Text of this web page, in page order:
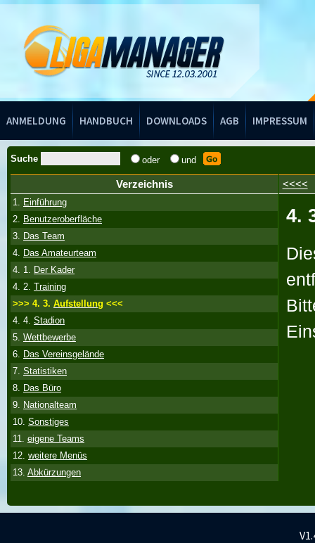
ANMELDUNG HANDBUCH DOWNLOADS AGB IMPRESSUM
Handbuch
Suche oder und
Verzeichnis
1. Einführung
2. Benutzeroberfläche
3. Das Team
4. Das Amateurteam
4. 1. Der Kader
4. 2. Training
>>> 4. 3. Aufstellung <<<
4. 4. Stadion
5. Wettbewerbe
6. Das Vereinsgelände
7. Statistiken
8. Das Büro
9. Nationalteam
10. Sonstiges
11. eigene Teams
12. weitere Menüs
13. Abkürzungen
<<<<
4.